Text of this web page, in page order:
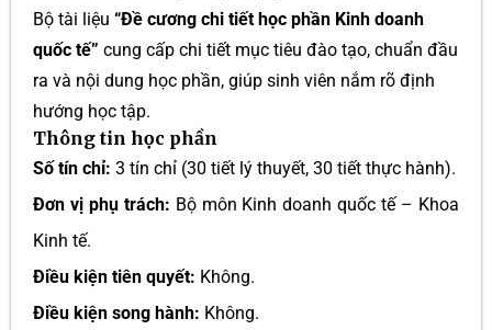
Bộ tài liệu “Đề cương chi tiết học phần Kinh doanh
quốc tế” cung cấp chi tiết mục tiêu đào tạo, chuẩn đầu
ra và nội dung học phần, giúp sinh viên nắm rõ định
hướng học tập.
Thông tin học phần
Số tín chỉ: 3 tín chỉ (30 tiết lý thuyết, 30 tiết thực hành).
Đơn vị phụ trách: Bộ môn Kinh doanh quốc tế – Khoa
Kinh tế.
Điều kiện tiên quyết: Không.
Điều kiện song hành: Không.